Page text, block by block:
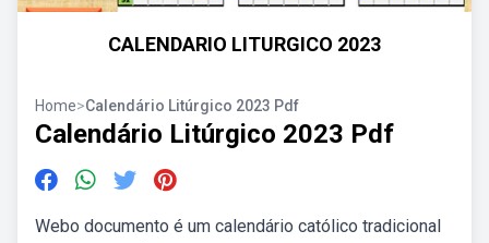
CALENDARIO LITURGICO 2023
Home>Calendário Litúrgico 2023 Pdf
Calendário Litúrgico 2023 Pdf
Webo documento é um calendário católico tradicional